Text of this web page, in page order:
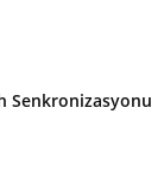
Senkronizasyonu